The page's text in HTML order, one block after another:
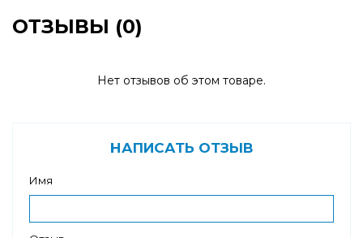
ОТЗЫВЫ (0)
Нет отзывов об этом товаре.
НАПИСАТЬ ОТЗЫВ
Имя